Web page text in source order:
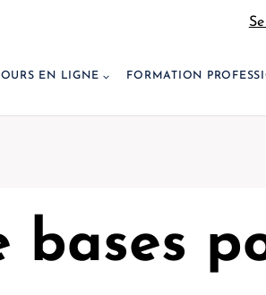
EN LIGNE FORMATION
bases